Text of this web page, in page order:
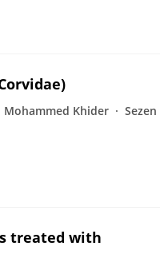
Mohammed Khider
Sezen
treated with